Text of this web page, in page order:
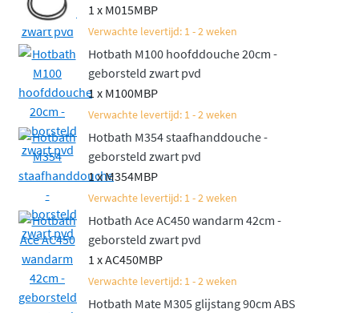
verkrijgbaar in een variant met thermostaat. Bekijk
daarvoor de
Hotbath ACE inbouw doucheset met
thermostaat
1 x M015MBP
Verwachte levertijd: 1 - 2 weken
Hotbath M100 hoofddouche 20cm -
geborsteld zwart pvd
1 x M100MBP
Verwachte levertijd: 1 - 2 weken
Hotbath M354 staafhanddouche -
geborsteld zwart pvd
1 x M354MBP
Verwachte levertijd: 1 - 2 weken
Hotbath Ace AC450 wandarm 42cm -
geborsteld zwart pvd
1 x AC450MBP
Verwachte levertijd: 1 - 2 weken
Hotbath Mate M305 glijstang 90cm ABS